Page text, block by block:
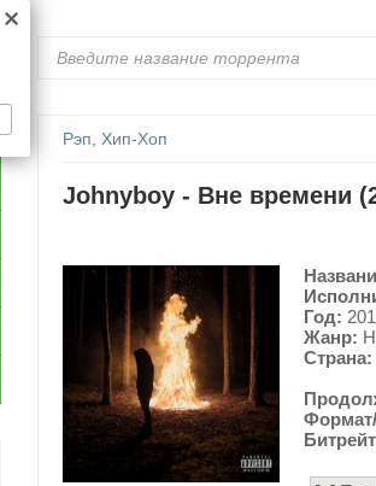
Рэп, Хип-Хоп
Johnyboy - Вне времени
Год:
Жанр:
Страна: